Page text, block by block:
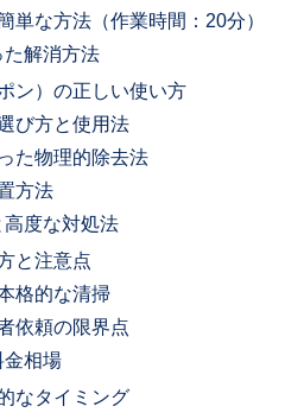
単な方法（作業時間：20分）
た解消方法
ン）の正しい使い方
び方と使用法
た物理的除去法
方法
高度な対処法
と注意点
格的な清掃
依頼の限界点
金相場
なタイミング